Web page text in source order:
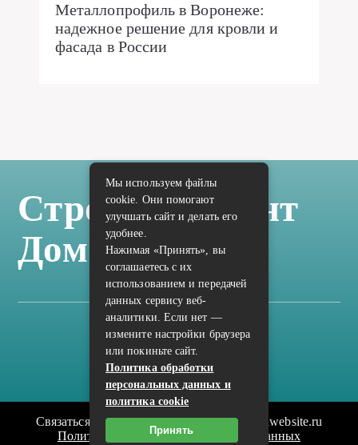
Металлопрофиль в Воронеже:
надежное решение для кровли и
фасада в России
Стройка Ремонт
Дом Отделка
Карта сайта
Политика конфиденциальности
Связаться с редакцией сайта: vilic.ru@mailwebsite.ru
Политика обработки персональных данных
Мы используем файлы
cookie. Они помогают
улучшать сайт и делать его
удобнее.
Нажимая «Принять», вы
соглашаетесь с их
использованием и передачей
данных сервису веб-
аналитики. Если нет —
измените настройки браузера
или покиньте сайт.
Политика обработки
персональных данных и
политика cookie
Принять